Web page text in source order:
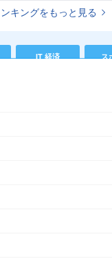
キングをもっと見る
IT 経済 ス